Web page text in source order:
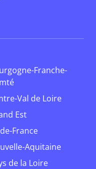
Val de Loire
Est
France
Aquitaine
de la Loire